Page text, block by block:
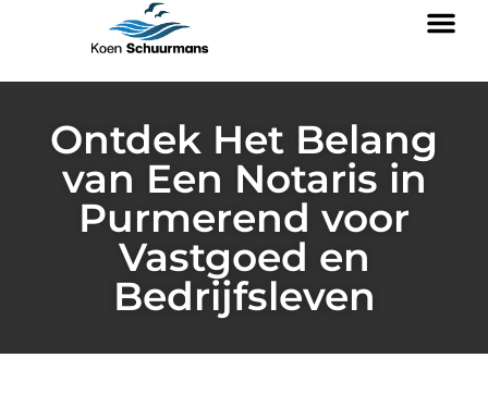
Ontdek Het Belang
van Een Notaris in
Purmerend voor
Vastgoed en
Bedrijfsleven